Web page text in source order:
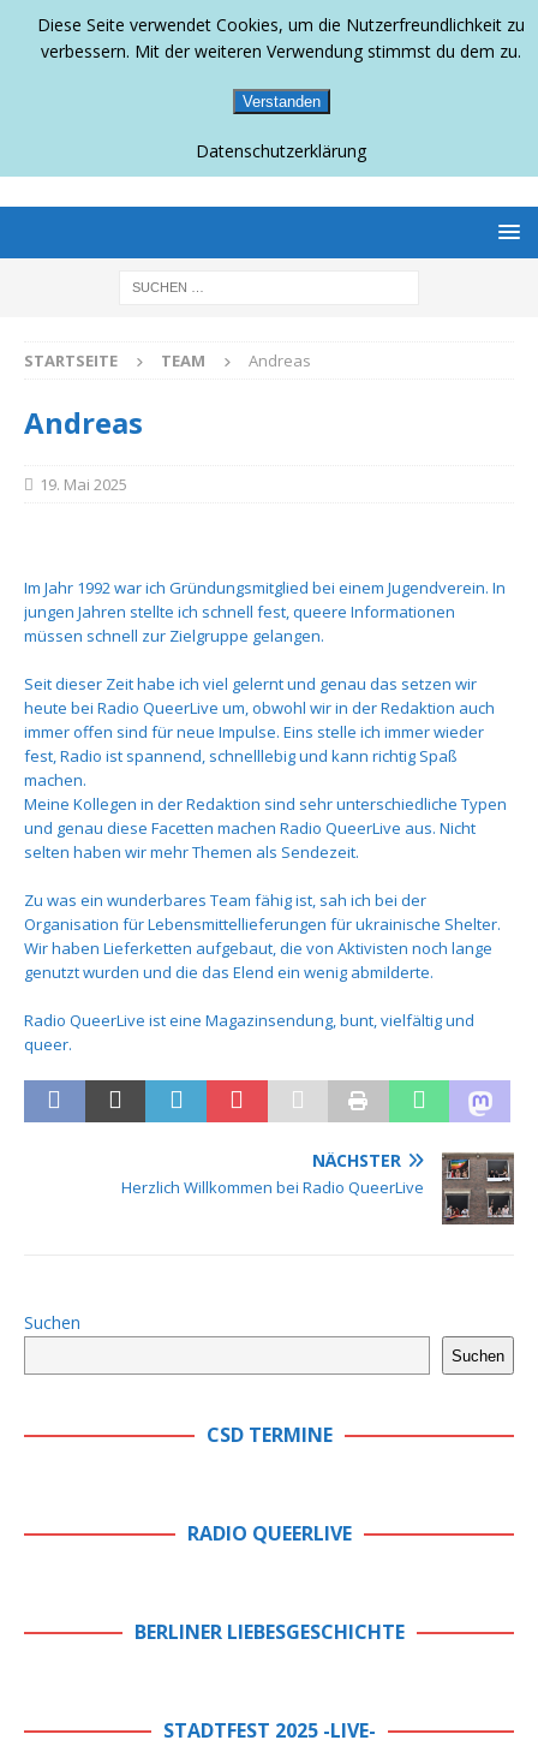
BERLINS SCHWULLESBISCHES MAGAZIN
STARTSEITE TEAM Andreas
Andreas
19. Mai 2025
Im Jahr 1992 war ich Gründungsmitglied bei einem Jugendverein. In
jungen Jahren stellte ich schnell fest, queere Informationen
müssen schnell zur Zielgruppe gelangen.
Seit dieser Zeit habe ich viel gelernt und genau das setzen wir
heute bei Radio QueerLive um, obwohl wir in der Redaktion auch
immer offen sind für neue Impulse. Eins stelle ich immer wieder
fest, Radio ist spannend, schnelllebig und kann richtig Spaß
machen.
Meine Kollegen in der Redaktion sind sehr unterschiedliche Typen
und genau diese Facetten machen Radio QueerLive aus. Nicht
selten haben wir mehr Themen als Sendezeit.
Zu was ein wunderbares Team fähig ist, sah ich bei der
Organisation für Lebensmittellieferungen für ukrainische Shelter.
Wir haben Lieferketten aufgebaut, die von Aktivisten noch lange
genutzt wurden und die das Elend ein wenig abmilderte.
Radio QueerLive ist eine Magazinsendung, bunt, vielfältig und
queer.
NÄCHSTER
Herzlich Willkommen bei Radio QueerLive
Suchen
Suchen
CSD TERMINE
RADIO QUEERLIVE
BERLINER LIEBESGESCHICHTE
STADTFEST 2025 -LIVE-
Diese Seite verwendet Cookies, um die Nutzerfreundlichkeit zu
verbessern. Mit der weiteren Verwendung stimmst du dem zu.
Verstanden
Datenschutzerklärung